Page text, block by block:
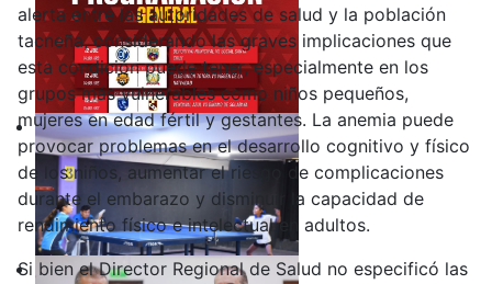
alerta entre las autoridades de salud y la población
tacneña, considerando las graves implicaciones que
esta condición puede tener, especialmente en los
grupos más vulnerables como niños pequeños,
mujeres en edad fértil y gestantes. La anemia puede
provocar problemas en el desarrollo cognitivo y físico
de los niños, aumentar el riesgo de complicaciones
durante el embarazo y disminuir la capacidad de
rendimiento físico e intelectual en adultos.
Si bien el Director Regional de Salud no especificó las